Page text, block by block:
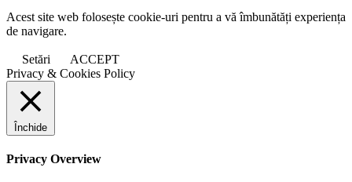
Acest site web folosește cookie-uri pentru a vă îmbunătăți experiența
de navigare.
Setări
ACCEPT
Privacy & Cookies Policy
Închide
Privacy Overview